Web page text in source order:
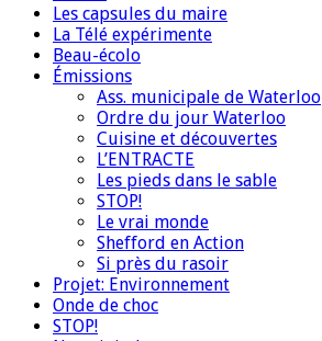
Les capsules du maire
La Télé expérimente
Beau-écolo
Émissions
Ass. municipale de Waterloo
Ordre du jour Waterloo
Cuisine et découvertes
L’ENTRACTE
Les pieds dans le sable
STOP!
Le vrai monde
Shefford en Action
Si près du rasoir
Projet: Environnement
Onde de choc
STOP!